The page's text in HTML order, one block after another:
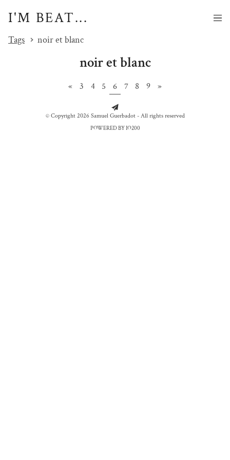
I'M BEAT...
Tags noir et blanc
noir et blanc
« 3 4 5 6 7 8 9 »
© Copyright 2026 Samuel Guerbadot - All rights reserved
POWERED BY IO200